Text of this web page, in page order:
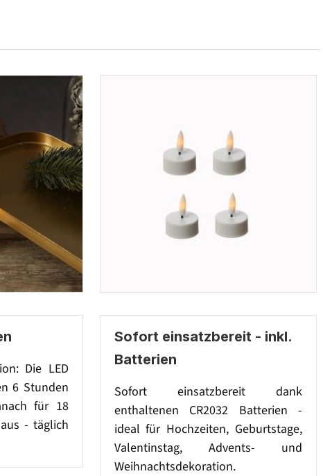
Die LED
6 Stunden
für 18
- täglich
Sofort einsatzbereit - inkl.
Batterien
Sofort einsatzbereit dank
enthaltenen CR2032 Batterien -
ideal für Hochzeiten, Geburtstage,
Valentinstag, Advents- und
Weihnachtsdekoration.